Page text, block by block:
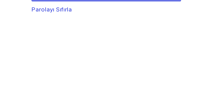
Parolayı Sıfırla